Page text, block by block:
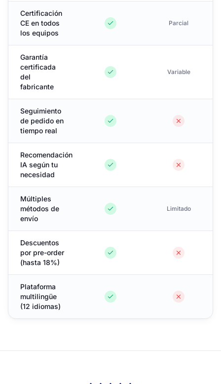
Certificación
CE en todos
los equipos
Parcial
Garantía
certificada
del
fabricante
Variable
Seguimiento
de pedido en
tiempo real
Recomendación
IA según tu
necesidad
Múltiples
métodos de
envío
Limitado
Descuentos
por pre-order
(hasta 18%)
Plataforma
multilingüe
(12 idiomas)